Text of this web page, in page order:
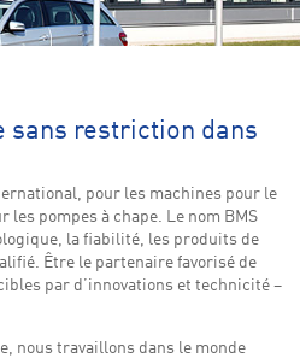
sans restriction dans
pour les machines pour le
pompes à chape. Le nom BMS
la fiabilité, les produits de
Être le partenaire favorisé de
par d’innovations et technicité –
nous travaillons dans le monde